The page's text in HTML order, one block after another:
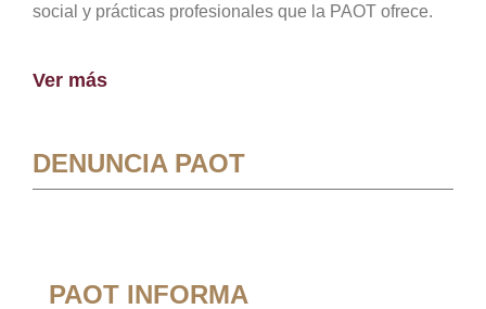
social y prácticas profesionales que la PAOT ofrece.
Ver más
DENUNCIA PAOT
PAOT INFORMA